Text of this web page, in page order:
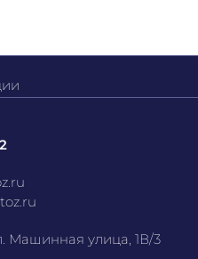
Машинная улица, 1В/3